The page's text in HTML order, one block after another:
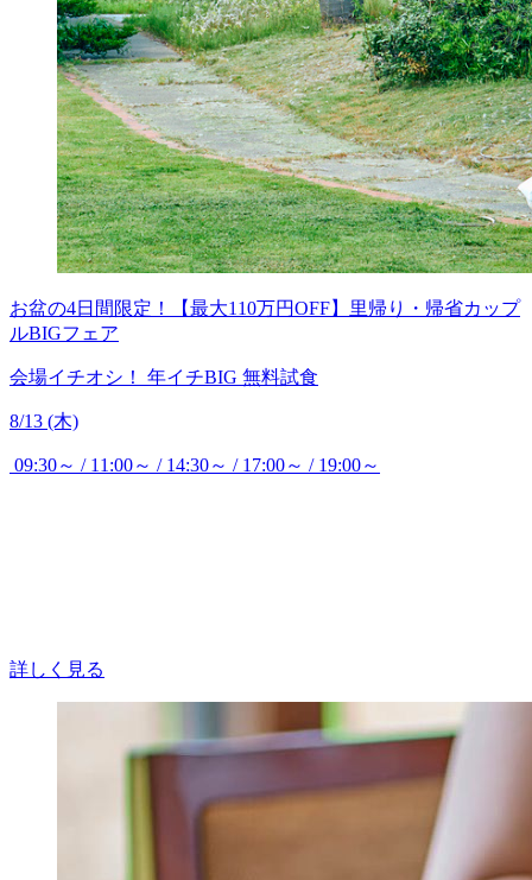
お盆の4日間限定！【最大110万円OFF】里帰り・帰省カップ
ルBIGフェア
会場イチオシ！ 年イチBIG 無料試食
8/13 (木)
09:30～ / 11:00～ / 14:30～ / 17:00～ / 19:00～
詳しく見る